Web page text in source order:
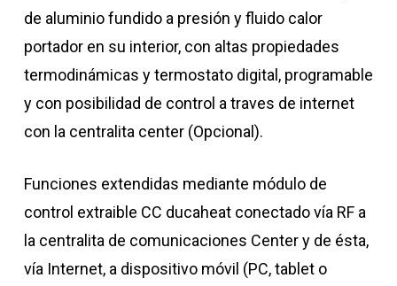
de aluminio fundido a presión y fluido calor
portador en su interior, con altas propiedades
termodinámicas y termostato digital, programable
y con posibilidad de control a traves de internet
con la centralita center (Opcional).
Funciones extendidas mediante módulo de
control extraible CC ducaheat conectado vía RF a
la centralita de comunicaciones Center y de ésta,
vía Internet, a dispositivo móvil (PC, tablet o